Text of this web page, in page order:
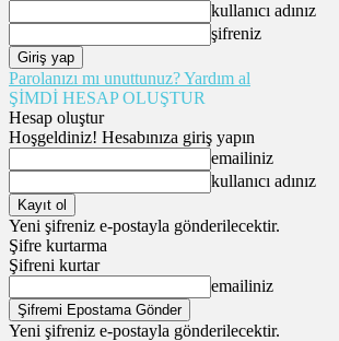
kullanıcı adınız
şifreniz
Parolanızı mı unuttunuz? Yardım al
ŞİMDİ HESAP OLUŞTUR
Hesap oluştur
Hoşgeldiniz! Hesabınıza giriş yapın
emailiniz
kullanıcı adınız
Yeni şifreniz e-postayla gönderilecektir.
Şifre kurtarma
Şifreni kurtar
emailiniz
Yeni şifreniz e-postayla gönderilecektir.